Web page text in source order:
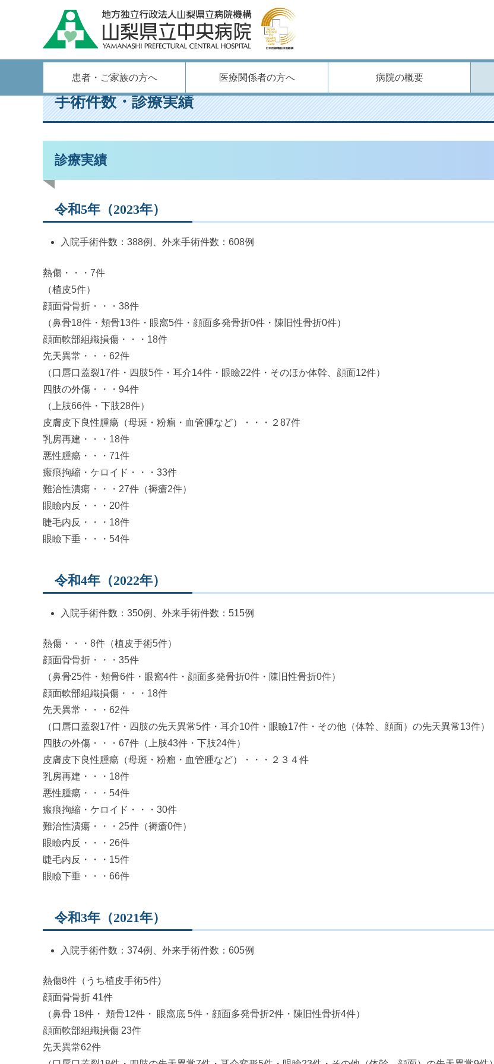
患者・ご家族の方へ 医療関係者の方へ 病院の概要
ホーム 診療科のご案内/形成外科/ 手術件数・診療実績
手術件数・診療実績
診療実績
令和5年（2023年）
入院手術件数：388例、外来手術件数：608例
熱傷・・・7件
（植皮5件）
顔面骨骨折・・・38件
（鼻骨18件・頬骨13件・眼窩5件・顔面多発骨折0件・陳旧性骨折0件）
顔面軟部組織損傷・・・18件
先天異常・・・62件
（口唇口蓋裂17件・四肢5件・耳介14件・眼瞼22件・そのほか体幹、顔面12件）
四肢の外傷・・・94件
（上肢66件・下肢28件）
皮膚皮下良性腫瘍（母斑・粉瘤・血管腫など）・・・２87件
乳房再建・・・18件
悪性腫瘍・・・71件
瘢痕拘縮・ケロイド・・・33件
難治性潰瘍・・・27件（褥瘡2件）
眼瞼内反・・・20件
睫毛内反・・・18件
眼瞼下垂・・・54件
令和4年（2022年）
入院手術件数：350例、外来手術件数：515例
熱傷・・・8件（植皮手術5件）
顔面骨骨折・・・35件
（鼻骨25件・頬骨6件・眼窩4件・顔面多発骨折0件・陳旧性骨折0件）
顔面軟部組織損傷・・・18件
先天異常・・・62件
（口唇口蓋裂17件・四肢の先天異常5件・耳介10件・眼瞼17件・その他（体幹、顔面）の先天異常13件）
四肢の外傷・・・67件（上肢43件・下肢24件）
皮膚皮下良性腫瘍（母斑・粉瘤・血管腫など）・・・２３４件
乳房再建・・・18件
悪性腫瘍・・・54件
瘢痕拘縮・ケロイド・・・30件
難治性潰瘍・・・25件（褥瘡0件）
眼瞼内反・・・26件
睫毛内反・・・15件
眼瞼下垂・・・66件
令和3年（2021年）
入院手術件数：374例、外来手術件数：605例
熱傷8件（うち植皮手術5件)
顔面骨骨折 41件
（鼻骨 18件・ 頬骨12件・ 眼窩底 5件・顔面多発骨折2件・陳旧性骨折4件）
顔面軟部組織損傷 23件
先天異常62件